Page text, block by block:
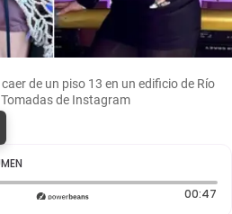
de un piso 13 en un edificio de Río
de Instagram
0 segundos 00:47